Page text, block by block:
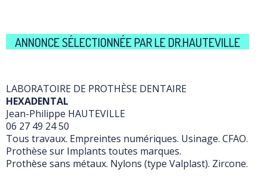
ANNONCE SÉLECTIONNÉE PAR LE DR.HAUTEVILLE
LABORATOIRE DE PROTHÈSE DENTAIRE
HEXADENTAL
Jean-Philippe HAUTEVILLE
06 27 49 24 50
Tous travaux. Empreintes numériques. Usinage. CFAO.
Prothèse sur Implants toutes marques.
Prothèse sans métaux. Nylons (type Valplast). Zircone.